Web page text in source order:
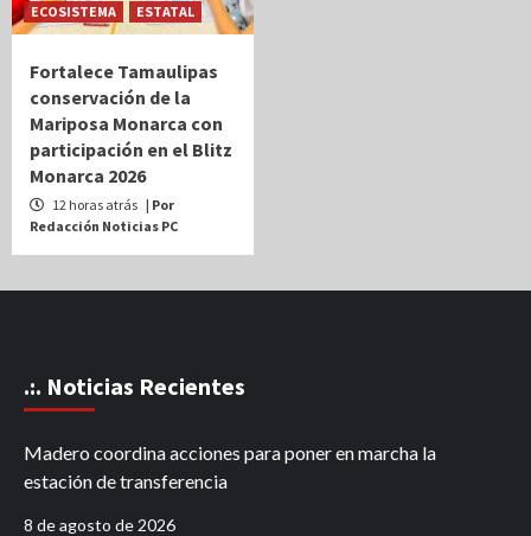
ECOSISTEMA ESTATAL
Fortalece Tamaulipas
conservación de la
Mariposa Monarca con
participación en el Blitz
Monarca 2026
12 horas atrás | Por
Redacción Noticias PC
.:. Noticias Recientes
Madero coordina acciones para poner en marcha la
estación de transferencia
8 de agosto de 2026